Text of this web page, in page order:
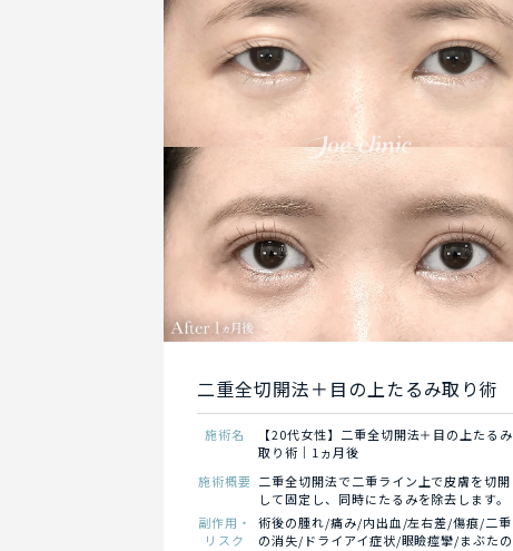
二重全切開法＋目の上たるみ取り術
施術名
【20代女性】二重全切開法＋目の上たるみ
取り術｜1ヵ月後
施術概要 二重全切開法で二重ライン上で皮膚を切開
して固定し、同時にたるみを除去します。
副作用・
リスク
術後の腫れ/痛み/内出血/左右差/傷痕/二重
の消失/ドライアイ症状/眼瞼痙攣/まぶたの